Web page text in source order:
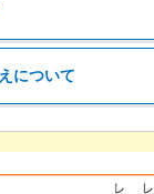
について